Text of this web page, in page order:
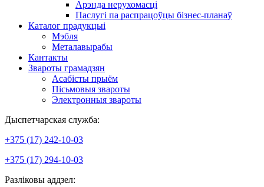
Арэнда нерухомасці
Паслугі па распрацоўцы бізнес-планаў
Каталог прадукцыі
Мэбля
Металавырабы
Кантакты
Звароты грамадзян
Асабісты прыём
Пісьмовыя звароты
Электронныя звароты
Дыспетчарская служба:
+375 (17) 242-10-03
+375 (17) 294-10-03
Разліковы аддзел: